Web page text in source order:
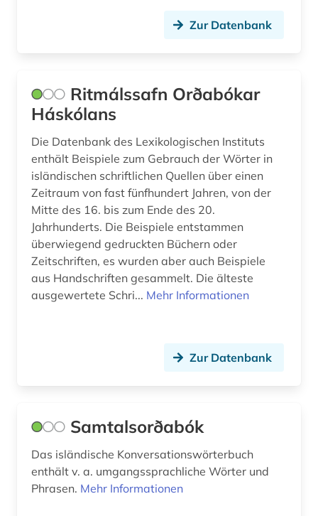
unternehmen (1)
vermögen (1)
volkskunde (1)
volkszählung (2)
wahl (1)
wohnimmobilien (1)
wortverbindung (2)
Zur Datenbank
Ritmálssafn Orðabókar
Háskólans
Die Datenbank des Lexikologischen Instituts
enthält Beispiele zum Gebrauch der Wörter in
isländischen schriftlichen Quellen über einen
Zeitraum von fast fünfhundert Jahren, von der
Mitte des 16. bis zum Ende des 20.
Jahrhunderts. Die Beispiele entstammen
überwiegend gedruckten Büchern oder
Zeitschriften, es wurden aber auch Beispiele
aus Handschriften gesammelt. Die älteste
ausgewertete Schri... Mehr Informationen
Zur Datenbank
Samtalsorðabók
Das isländische Konversationswörterbuch
enthält v. a. umgangssprachliche Wörter und
Phrasen. Mehr Informationen